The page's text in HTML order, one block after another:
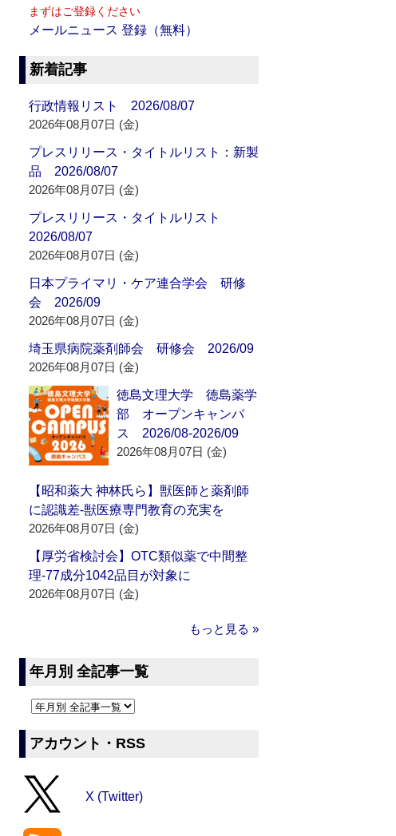
まずはご登録ください
メールニュース 登録（無料）
新着記事
行政情報リスト 2026/08/07
2026年08月07日 (金)
プレスリリース・タイトルリスト：新製
品 2026/08/07
2026年08月07日 (金)
プレスリリース・タイトルリスト
2026/08/07
2026年08月07日 (金)
日本プライマリ・ケア連合学会 研修
会 2026/09
2026年08月07日 (金)
埼玉県病院薬剤師会 研修会 2026/09
2026年08月07日 (金)
徳島文理大学 徳島薬学
部 オープンキャンパ
ス 2026/08-2026/09
2026年08月07日 (金)
【昭和薬大 神林氏ら】獣医師と薬剤師
に認識差‐獣医療専門教育の充実を
2026年08月07日 (金)
【厚労省検討会】OTC類似薬で中間整
理‐77成分1042品目が対象に
2026年08月07日 (金)
もっと見る »
年月別 全記事一覧
アカウント・RSS
X (Twitter)